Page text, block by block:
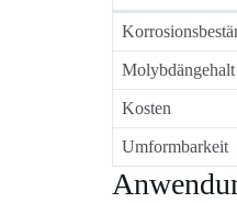
Molybdängehalt
Kosten
Umformbarkeit